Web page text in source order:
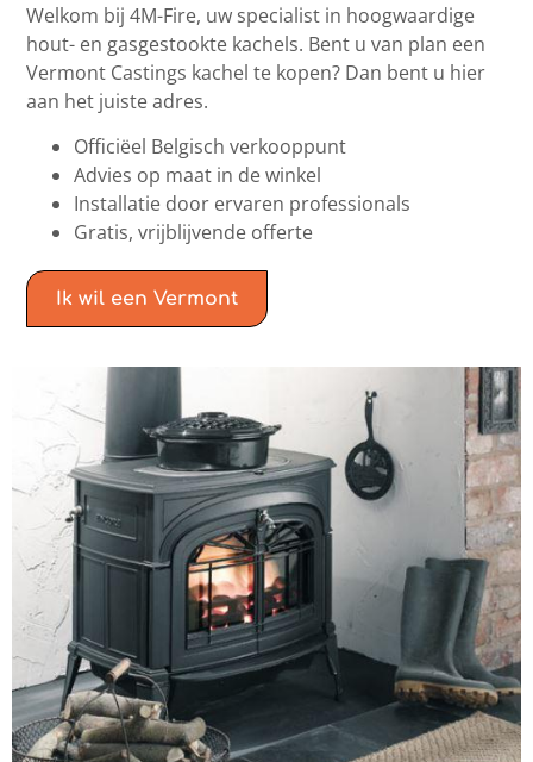
Welkom bij 4M-Fire, uw specialist in hoogwaardige
hout- en gasgestookte kachels. Bent u van plan een
Vermont Castings kachel te kopen? Dan bent u hier
aan het juiste adres.
Officiëel Belgisch verkooppunt
Advies op maat in de winkel
Installatie door ervaren professionals
Gratis, vrijblijvende offerte
Ik wil een Vermont